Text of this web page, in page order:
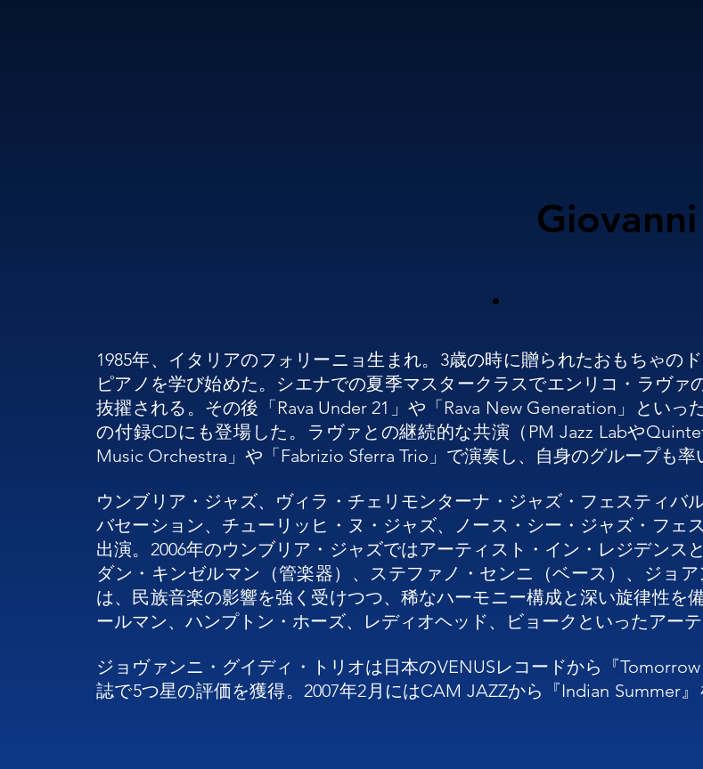
.
1985年、イタリアのフォリーニョ生まれ。3歳の時に贈られたおもちゃの
ピアノを学び始めた。シエナでの夏季マスタークラスでエンリコ・ラヴ
抜擢される。その後「Rava Under 21」や「Rava New Generation」といっ
の付録CDにも登場した。ラヴァとの継続的な共演（PM Jazz Labや
Music Orchestra」や「Fabrizio Sferra Trio」で演奏し、自身のグループも率
ウンブリア・ジャズ、ヴィラ・チェリモンターナ・ジャズ・フェスティバ
バセーション、チューリッヒ・ヌ・ジャズ、ノース・シー・ジャズ・フェ
出演。2006年のウンブリア・ジャズではアーティスト・イン・レジデンス
ダン・キンゼルマン（管楽器）、ステファノ・センニ（ベース）、ジョ
は、民族音楽の影響を強く受けつつ、稀なハーモニー構成と深い旋律性を
ールマン、ハンプトン・ホーズ、レディオヘッド、ビョークといったアー
ジョヴァンニ・グイディ・トリオは日本のVENUSレコードから『
誌で5つ星の評価を獲得。2007年2月にはCAM JAZZから『Indian Summer